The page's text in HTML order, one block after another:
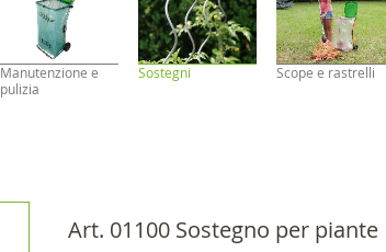
Manutenzione e
pulizia
Sostegni Scope e rastrelli
Art. 01100 Sostegno per piante